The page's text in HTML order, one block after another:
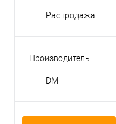
Распродажа
Производитель
DM